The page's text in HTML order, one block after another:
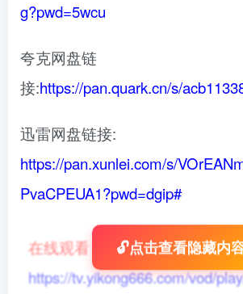
g?pwd=5wcu
夸克网盘链
接:https://pan.quark.cn/s/
迅雷网盘链接:
https://pan.xunlei.com/s/
PvaCPEUA1?pwd=dgip#
在线观看
https://tv.yikong666.com/vod/
🔓点击查看隐藏内容